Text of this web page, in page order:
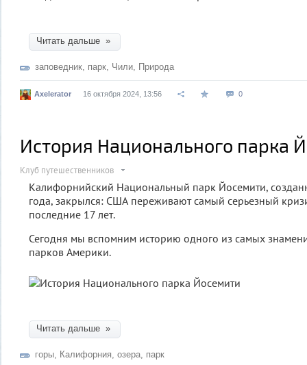
Читать дальше »
заповедник парк Чили Природа
Axelerator 16 октября 2024, 13:56 0
История Национального парка
Клуб путешественников
Калифорнийский Национальный парк Йосемити,
года, закрылся: США переживают самый серьезный
последние 17 лет.
Сегодня мы вспомним историю одного из самых
парков Америки.
Читать дальше »
горы Калифорния озера парк